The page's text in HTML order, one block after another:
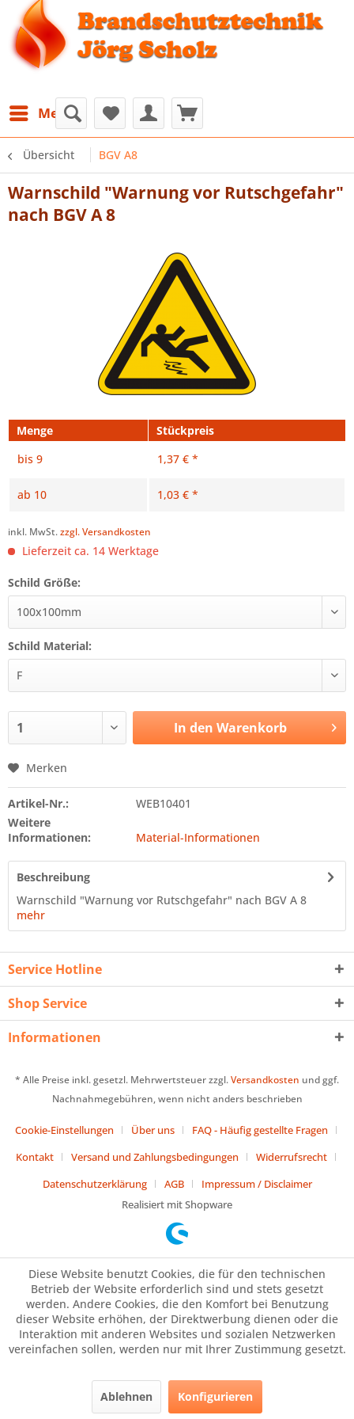
Menü
Übersicht BGV A8
Warnschild "Warnung vor Rutschgefahr"
nach BGV A 8
Menge
Stückpreis
bis 9 1,37 € *
ab 10 1,03 € *
inkl. MwSt.zzgl. Versandkosten
Lieferzeit ca. 14 Werktage
Schild Größe:
Schild Material:
In den Warenkorb
Merken
Artikel-Nr.:
WEB10401
Weitere
Informationen:
Material-Informationen
Beschreibung
Warnschild "Warnung vor Rutschgefahr" nach BGV A 8
mehr
Service Hotline
Shop Service
Informationen
* Alle Preise inkl. gesetzl. Mehrwertsteuer zzgl.Versandkosten und ggf.
Nachnahmegebühren, wenn nicht anders beschrieben
Cookie-Einstellungen Über uns
FAQ - Häufig gestellte Fragen
Kontakt
Versand und Zahlungsbedingungen
Widerrufsrecht
Datenschutzerklärung
AGB
Impressum / Disclaimer
Realisiert mit Shopware
Diese Website benutzt Cookies, die für den technischen
Betrieb der Website erforderlich sind und stets gesetzt
werden. Andere Cookies, die den Komfort bei Benutzung
dieser Website erhöhen, der Direktwerbung dienen oder die
Interaktion mit anderen Websites und sozialen Netzwerken
vereinfachen sollen, werden nur mit Ihrer Zustimmung gesetzt.
Ablehnen Konfigurieren